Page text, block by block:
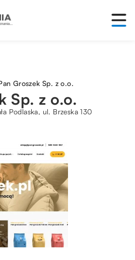
Groszek Sp. z o.o.
Sp. z o.o.
Podlaska, ul. Brzeska 130